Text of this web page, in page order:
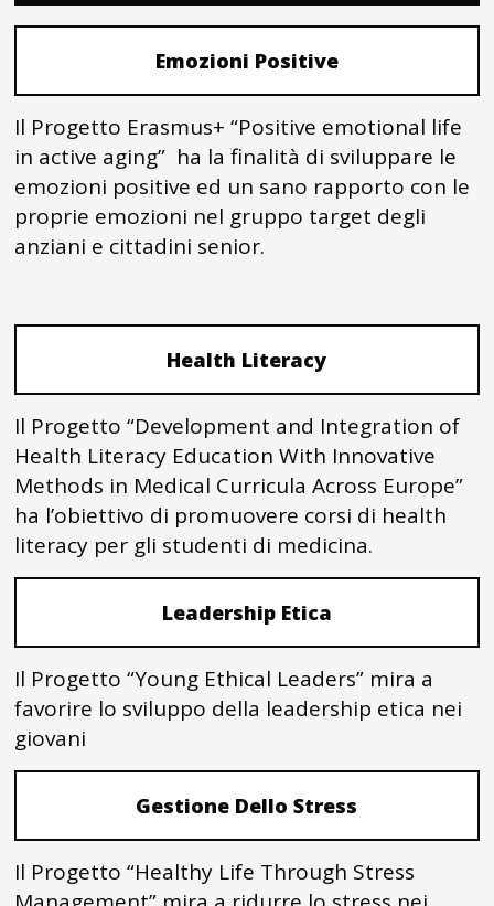
Emozioni Positive
Il Progetto Erasmus+ “Positive emotional life
in active aging” ha la finalità di sviluppare le
emozioni positive ed un sano rapporto con le
proprie emozioni nel gruppo target degli
anziani e cittadini senior.
Health Literacy
Il Progetto “Development and Integration of
Health Literacy Education With Innovative
Methods in Medical Curricula Across Europe”
ha l’obiettivo di promuovere corsi di health
literacy per gli studenti di medicina.
Leadership Etica
Il Progetto “Young Ethical Leaders” mira a
favorire lo sviluppo della leadership etica nei
giovani
Gestione Dello Stress
Il Progetto “Healthy Life Through Stress